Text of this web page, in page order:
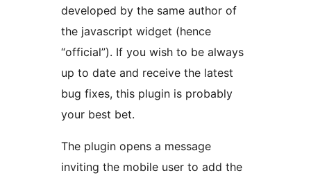
developed by the same author of
the javascript widget (hence
“official”). If you wish to be always
up to date and receive the latest
bug fixes, this plugin is probably
your best bet.
The plugin opens a message
inviting the mobile user to add the